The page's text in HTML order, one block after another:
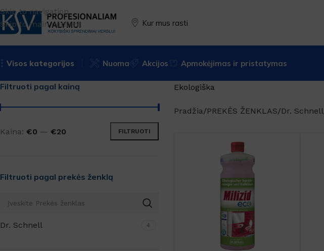
Skip to navigation
Skip to main content
Kur mus rasti
Visos kategorijos Nuoma Akcijos Apmokėjimas ir pristatymas
Filtruoti pagal kainą
FILTRUOTI
Kaina: €0 — €20
Filtruoti pagal prekės ženklą
Dr. Schnell 4
Ekologiška
Pradžia PREKĖS ŽENKLAS Dr. Schnell